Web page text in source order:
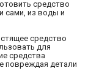
средство
сами, из воды и
средство
для
средства
повреждая детали